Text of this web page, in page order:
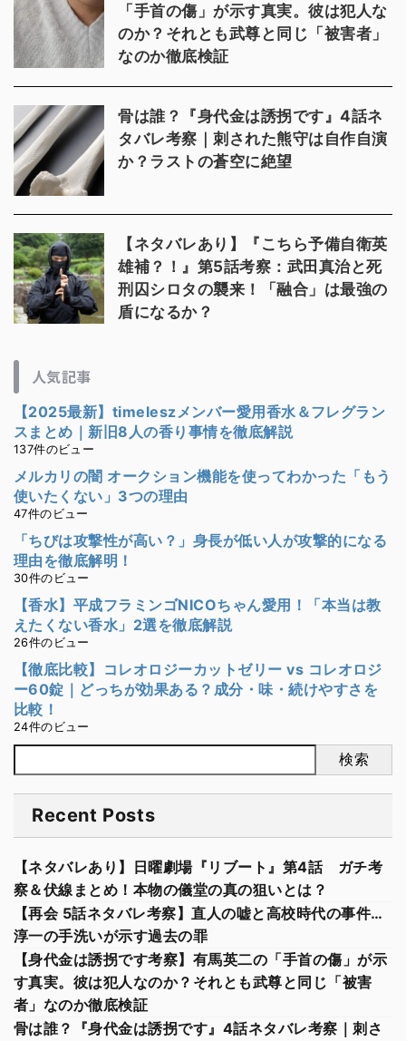
「手首の傷」が示す真実。彼は犯人な
のか？それとも武尊と同じ「被害者」
なのか徹底検証
骨は誰？『身代金は誘拐です』4話ネ
タバレ考察｜刺された熊守は自作自演
か？ラストの蒼空に絶望
【ネタバレあり】『こちら予備自衛英
雄補？！』第5話考察：武田真治と死
刑囚シロタの襲来！「融合」は最強の
盾になるか？
人気記事
【2025最新】timeleszメンバー愛用香水＆フレグラン
スまとめ｜新旧8人の香り事情を徹底解説
137件のビュー
メルカリの闇 オークション機能を使ってわかった「もう
使いたくない」3つの理由
47件のビュー
「ちびは攻撃性が高い？」身長が低い人が攻撃的になる
理由を徹底解明！
30件のビュー
【香水】平成フラミンゴNICOちゃん愛用！「本当は教
えたくない香水」2選を徹底解説
26件のビュー
【徹底比較】コレオロジーカットゼリー vs コレオロジ
ー60錠｜どっちが効果ある？成分・味・続けやすさを
比較！
24件のビュー
検索
Recent Posts
【ネタバレあり】日曜劇場『リブート』第4話 ガチ考
察＆伏線まとめ！本物の儀堂の真の狙いとは？
【再会 5話ネタバレ考察】直人の嘘と高校時代の事件…
淳一の手洗いが示す過去の罪
【身代金は誘拐です考察】有馬英二の「手首の傷」が示
す真実。彼は犯人なのか？それとも武尊と同じ「被害
者」なのか徹底検証
骨は誰？『身代金は誘拐です』4話ネタバレ考察｜刺さ